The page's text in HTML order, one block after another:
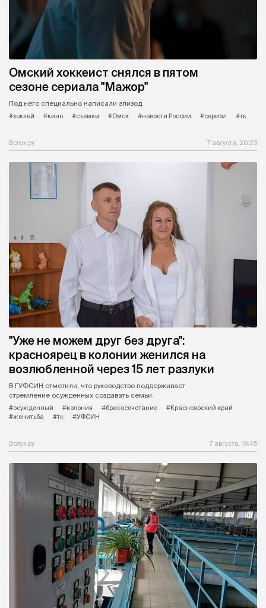
Омский хоккеист снялся в пятом
сезоне сериала "Мажор"
Под него специально написали эпизод.
#хоккей
#кино #съемки #Омск #новости России #сериал #тк
Вслух.ру 7 августа, 20:23
"Уже не можем друг без друга":
красноярец в колонии женился на
возлюбленной через 15 лет разлуки
В ГУФСИН отметили, что руководство поддерживает
стремление осужденных создавать семьи.
#осужденный
#колония #бракосочетание
#Красноярский край
#женитьба
#тк #УФСИН
Вслух.ру 7 августа, 19:45